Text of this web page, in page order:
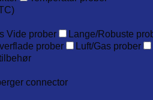
Vide prober
Lange/Robuste
prober Luft/Gas prober
connector